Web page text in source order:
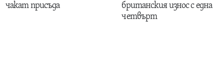
чакат присъда
британския износ с една
четвърт